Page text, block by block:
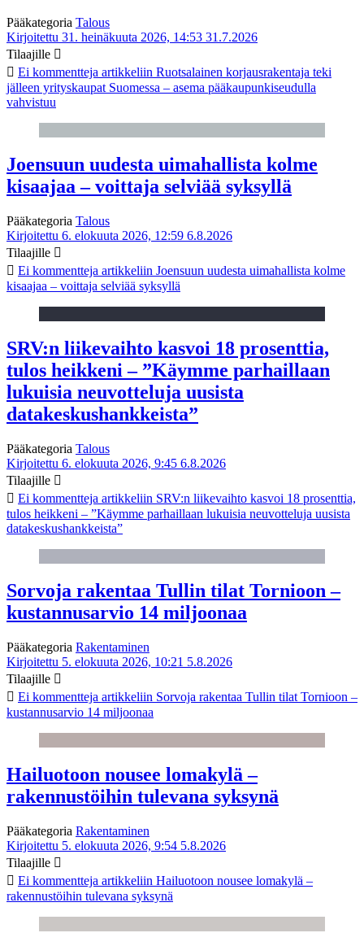
Pääkategoria Talous
Kirjoitettu 31. heinäkuuta 2026, 14:53 31.7.2026
Tilaajille
Ei kommentteja artikkeliin Ruotsalainen korjausrakentaja teki
jälleen yrityskaupat Suomessa – asema pääkaupunkiseudulla
vahvistuu
Joensuun uudesta uimahallista kolme
kisaajaa – voittaja selviää syksyllä
Pääkategoria Talous
Kirjoitettu 6. elokuuta 2026, 12:59 6.8.2026
Tilaajille
Ei kommentteja artikkeliin Joensuun uudesta uimahallista kolme
kisaajaa – voittaja selviää syksyllä
SRV:n liikevaihto kasvoi 18 prosenttia,
tulos heikkeni – ”Käymme parhaillaan
lukuisia neuvotteluja uusista
datakeskushankkeista”
Pääkategoria Talous
Kirjoitettu 6. elokuuta 2026, 9:45 6.8.2026
Tilaajille
Ei kommentteja artikkeliin SRV:n liikevaihto kasvoi 18 prosenttia,
tulos heikkeni – ”Käymme parhaillaan lukuisia neuvotteluja uusista
datakeskushankkeista”
Sorvoja rakentaa Tullin tilat Tornioon –
kustannusarvio 14 miljoonaa
Pääkategoria Rakentaminen
Kirjoitettu 5. elokuuta 2026, 10:21 5.8.2026
Tilaajille
Ei kommentteja artikkeliin Sorvoja rakentaa Tullin tilat Tornioon –
kustannusarvio 14 miljoonaa
Hailuotoon nousee lomakylä –
rakennustöihin tulevana syksynä
Pääkategoria Rakentaminen
Kirjoitettu 5. elokuuta 2026, 9:54 5.8.2026
Tilaajille
Ei kommentteja artikkeliin Hailuotoon nousee lomakylä –
rakennustöihin tulevana syksynä